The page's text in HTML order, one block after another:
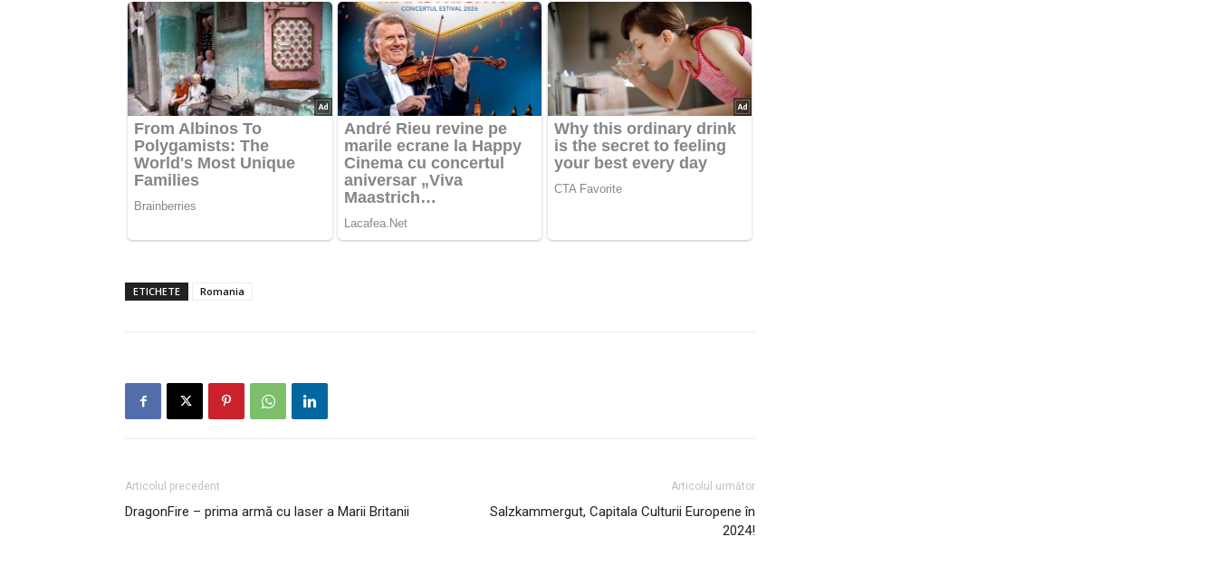
ETICHETE Romania
Articolul precedent
DragonFire – prima armă cu laser a Marii Britanii
Articolul următor
Salzkammergut, Capitala Culturii Europene în
2024!